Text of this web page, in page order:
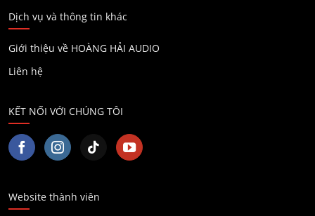
Dịch vụ và thông tin khác
Giới thiệu về HOÀNG HẢI AUDIO
Liên hệ
KẾT NỐI VỚI CHÚNG TÔI
Website thành viên